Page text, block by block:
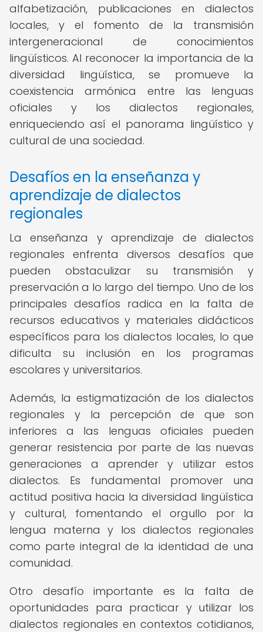
alfabetización, publicaciones en dialectos
locales, y el fomento de la transmisión
intergeneracional de conocimientos
lingüísticos. Al reconocer la importancia de la
diversidad lingüística, se promueve la
coexistencia armónica entre las lenguas
oficiales y los dialectos regionales,
enriqueciendo así el panorama lingüístico y
cultural de una sociedad.
Desafíos en la enseñanza y
aprendizaje de dialectos
regionales
La enseñanza y aprendizaje de dialectos
regionales enfrenta diversos desafíos que
pueden obstaculizar su transmisión y
preservación a lo largo del tiempo. Uno de los
principales desafíos radica en la falta de
recursos educativos y materiales didácticos
específicos para los dialectos locales, lo que
dificulta su inclusión en los programas
escolares y universitarios.
Además, la estigmatización de los dialectos
regionales y la percepción de que son
inferiores a las lenguas oficiales pueden
generar resistencia por parte de las nuevas
generaciones a aprender y utilizar estos
dialectos. Es fundamental promover una
actitud positiva hacia la diversidad lingüística
y cultural, fomentando el orgullo por la
lengua materna y los dialectos regionales
como parte integral de la identidad de una
comunidad.
Otro desafío importante es la falta de
oportunidades para practicar y utilizar los
dialectos regionales en contextos cotidianos,